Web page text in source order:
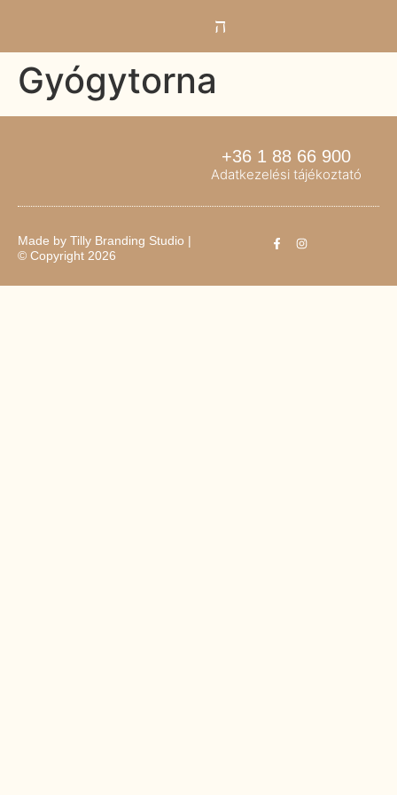
Gyógytorna
+36 1 88 66 900
Adatkezelési tájékoztató
Made by Tilly Branding Studio |
© Copyright 2026